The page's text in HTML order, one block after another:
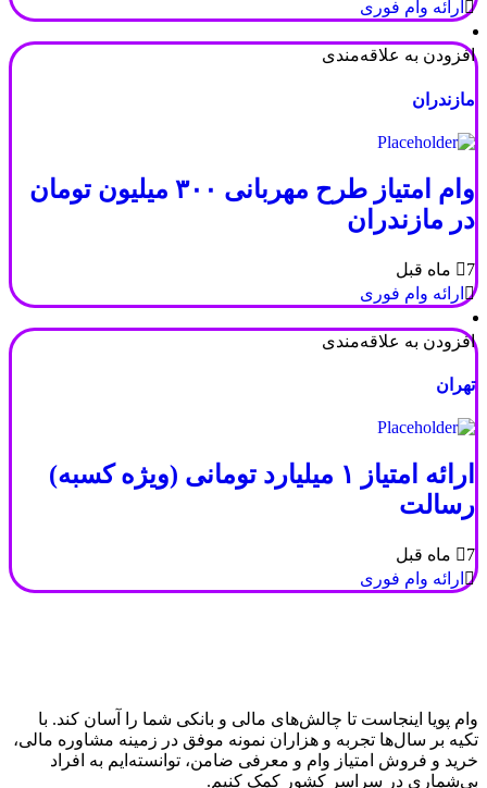
ارائه وام فوری
افزودن به علاقه‌مندی
مازندران
وام امتیاز طرح مهربانی ۳۰۰ میلیون تومان
در مازندران
7 ماه قبل
ارائه وام فوری
افزودن به علاقه‌مندی
تهران
ارائه امتیاز ۱ میلیارد تومانی (ویژه کسبه)
رسالت
7 ماه قبل
ارائه وام فوری
وام پویااینجاست تا چالش‌های مالی و بانکی شما را آسان کند. با
تکیه بر سال‌ها تجربه و هزاران نمونه موفق در زمینه مشاوره مالی،
خرید و فروش امتیاز وام و معرفی ضامن، توانسته‌ایم به افراد
بی‌شماری در سراسر کشور کمک کنیم.